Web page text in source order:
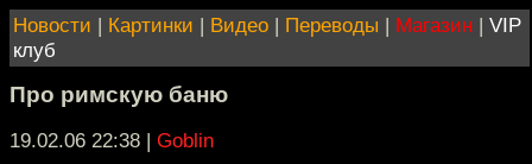
Новости | Картинки | Видео | Переводы | Магазин | VIP
клуб
Про римскую баню
19.02.06 22:38 | Goblin